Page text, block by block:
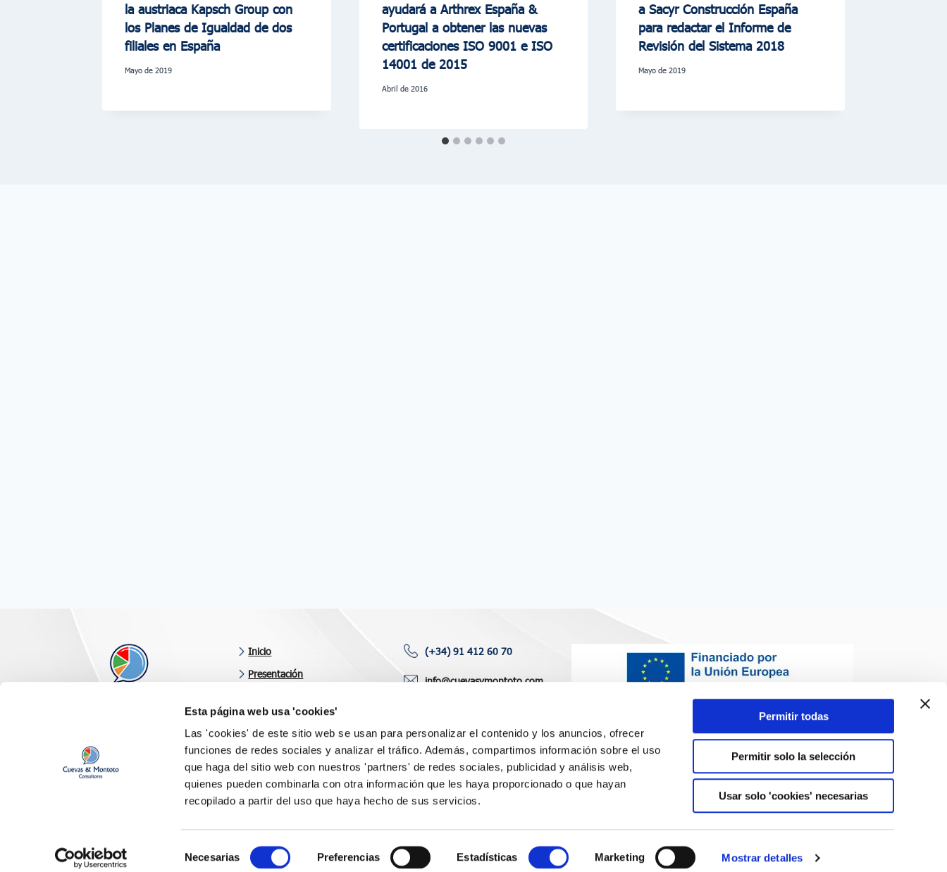
Esta página web usa 'cookies'
Las 'cookies' de este sitio web se usan para personalizar el contenido y los anuncios, ofrecer
funciones de redes sociales y analizar el tráfico. Además, compartimos información sobre el uso
que haga del sitio web con nuestros 'partners' de redes sociales, publicidad y análisis web,
quienes pueden combinarla con otra información que les haya proporcionado o que hayan
recopilado a partir del uso que haya hecho de sus servicios.
de
Necesarias Preferencias Estadísticas Marketing Mostrar detalles
Permitir todas
Permitir solo la selección
Usar solo 'cookies' necesarias
la austriaca Kapsch Group con
los Planes de Igualdad de dos
filiales en España
mayo de 2019
ayudará a Arthrex España &
Portugal a obtener las nuevas
certificaciones ISO 9001 e ISO
14001 de 2015
abril de 2016
a Sacyr Construcción España
para redactar el Informe de
Revisión del Sistema 2018
mayo de 2019
Consultoría orientada a resultados
Síganos en
Inicio
Presentación
Últimas novedades
Clientes y valoraciones
Contacto
(+34) 91 412 60 70
info@cuevasymontoto.com
28046 Madrid (España)
Copyright 2023 - Todos los derechos reservados Política de privacidadPolítica de uso de cookiesPropiedad intelectual